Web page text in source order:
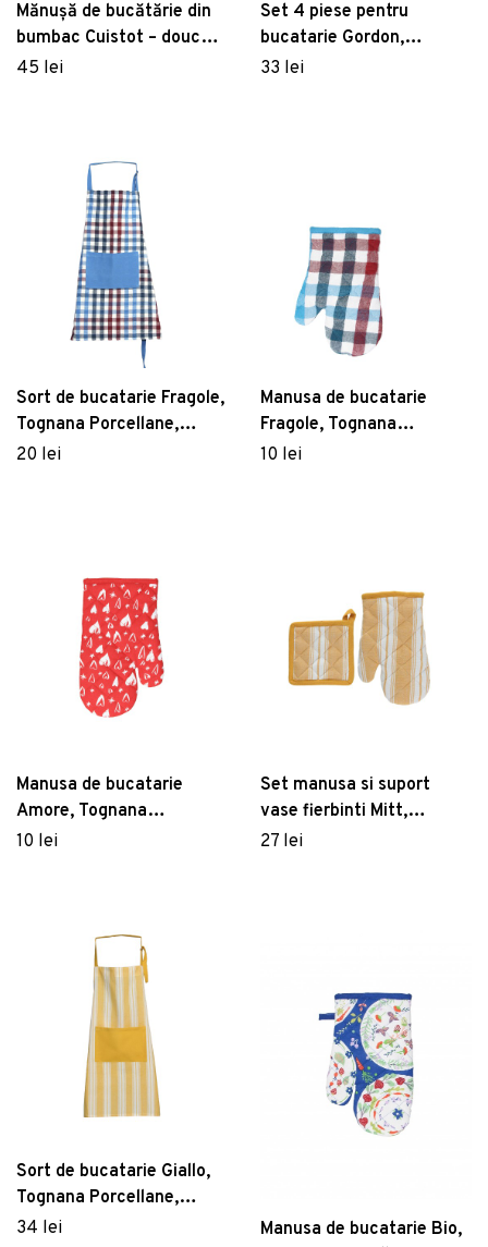
Mănușă de bucătărie din
bumbac Cuistot – douceur
d'intérieur
45 lei
Set 4 piese pentru
bucatarie Gordon,
Tognana Porcellane,
33 lei
Sort de bucatarie Fragole,
Tognana Porcellane,
85x80 cm, bumbac,
20 lei
Manusa de bucatarie
Fragole, Tognana
Porcellane, 17x27 cm,
10 lei
Manusa de bucatarie
Amore, Tognana
Porcellane, 17x27 cm,
10 lei
Set manusa si suport
vase fierbinti Mitt,
Tognana Porcellane,
27 lei
Sort de bucatarie Giallo,
Tognana Porcellane,
85x80 cm, bumbac,
34 lei
Manusa de bucatarie Bio,